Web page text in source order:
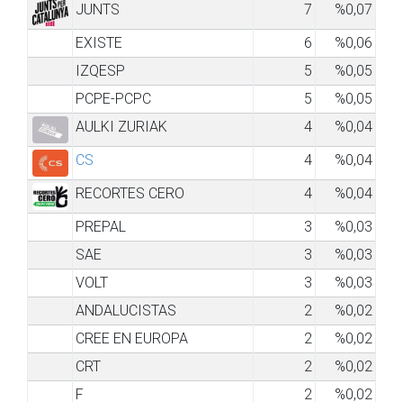
JUNTS
7
%0,07
EXISTE
6
%0,06
IZQESP
5
%0,05
PCPE-PCPC
5
%0,05
AULKI ZURIAK
4
%0,04
CS
4
%0,04
RECORTES CERO
4
%0,04
PREPAL
3
%0,03
SAE
3
%0,03
VOLT
3
%0,03
ANDALUCISTAS
2
%0,02
CREE EN EUROPA
2
%0,02
CRT
2
%0,02
F
2 %0,02